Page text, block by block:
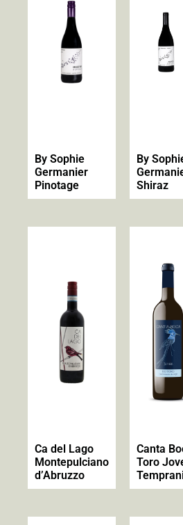
By Sophie
Germanier
Pinotage
By
Shiraz
Ca del Lago
Montepulciano
d’Abruzzo
Canta
Toro